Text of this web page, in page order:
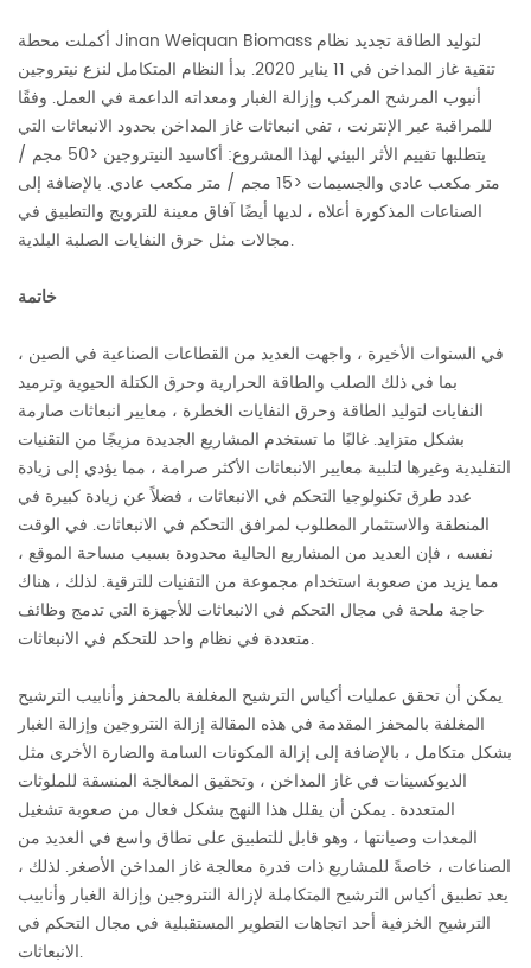
أكملت محطة Jinan Weiquan Biomass لتوليد الطاقة تجديد نظام
تنقية غاز المداخن في 11 يناير 2020. بدأ النظام المتكامل لنزع نيتروجين
أنبوب المرشح المركب وإزالة الغبار ومعداته الداعمة في العمل. وفقًا
للمراقبة عبر الإنترنت ، تفي انبعاثات غاز المداخن بحدود الانبعاثات التي
يتطلبها تقييم الأثر البيئي لهذا المشروع: أكاسيد النيتروجين <50 مجم /
متر مكعب عادي والجسيمات <15 مجم / متر مكعب عادي. بالإضافة إلى
الصناعات المذكورة أعلاه ، لديها أيضًا آفاق معينة للترويج والتطبيق في
مجالات مثل حرق النفايات الصلبة البلدية.
خاتمة
في السنوات الأخيرة ، واجهت العديد من القطاعات الصناعية في الصين ،
بما في ذلك الصلب والطاقة الحرارية وحرق الكتلة الحيوية وترميد
النفايات لتوليد الطاقة وحرق النفايات الخطرة ، معايير انبعاثات صارمة
بشكل متزايد. غالبًا ما تستخدم المشاريع الجديدة مزيجًا من التقنيات
التقليدية وغيرها لتلبية معايير الانبعاثات الأكثر صرامة ، مما يؤدي إلى زيادة
عدد طرق تكنولوجيا التحكم في الانبعاثات ، فضلاً عن زيادة كبيرة في
المنطقة والاستثمار المطلوب لمرافق التحكم في الانبعاثات. في الوقت
نفسه ، فإن العديد من المشاريع الحالية محدودة بسبب مساحة الموقع ،
مما يزيد من صعوبة استخدام مجموعة من التقنيات للترقية. لذلك ، هناك
حاجة ملحة في مجال التحكم في الانبعاثات للأجهزة التي تدمج وظائف
متعددة في نظام واحد للتحكم في الانبعاثات.
يمكن أن تحقق عمليات أكياس الترشيح المغلفة بالمحفز وأنابيب الترشيح
المغلفة بالمحفز المقدمة في هذه المقالة إزالة النتروجين وإزالة الغبار
بشكل متكامل ، بالإضافة إلى إزالة المكونات السامة والضارة الأخرى مثل
الديوكسينات في غاز المداخن ، وتحقيق المعالجة المنسقة للملوثات
المتعددة . يمكن أن يقلل هذا النهج بشكل فعال من صعوبة تشغيل
المعدات وصيانتها ، وهو قابل للتطبيق على نطاق واسع في العديد من
الصناعات ، خاصةً للمشاريع ذات قدرة معالجة غاز المداخن الأصغر. لذلك ،
يعد تطبيق أكياس الترشيح المتكاملة لإزالة النتروجين وإزالة الغبار وأنابيب
الترشيح الخزفية أحد اتجاهات التطوير المستقبلية في مجال التحكم في
الانبعاثات.